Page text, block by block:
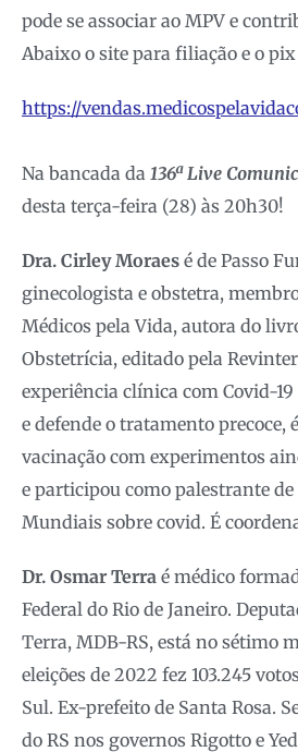
pode se associar ao MPV e
Abaixo o site para filiação e o pix
https://
Na bancada da 136ª Live
desta terça-feira (28) às 20h30!
Dra. Cirley Moraes é de Passo
ginecologista e obstetra,
Médicos pela Vida, autora do
Obstetrícia, editado pela
experiência clínica com Covid-
e defende o tratamento precoce,
vacinação com experimentos
e participou como palestrante de
Mundiais sobre covid. É
Dr. Osmar Terra é médico
Federal do Rio de Janeiro.
Terra, MDB-RS, está no sétimo
eleições de 2022 fez 103.245
Sul. Ex-prefeito de Santa Rosa.
do RS nos governos Rigotto e